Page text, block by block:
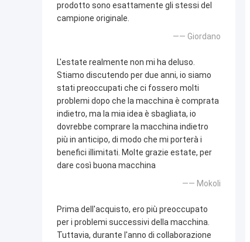
prodotto sono esattamente gli stessi del
campione originale.
—— Giordano
L'estate realmente non mi ha deluso.
Stiamo discutendo per due anni, io siamo
stati preoccupati che ci fossero molti
problemi dopo che la macchina è comprata
indietro, ma la mia idea è sbagliata, io
dovrebbe comprare la macchina indietro
più in anticipo, di modo che mi porterà i
benefici illimitati. Molte grazie estate, per
dare così buona macchina
—— Mokoli
Prima dell'acquisto, ero più preoccupato
per i problemi successivi della macchina.
Tuttavia, durante l'anno di collaborazione